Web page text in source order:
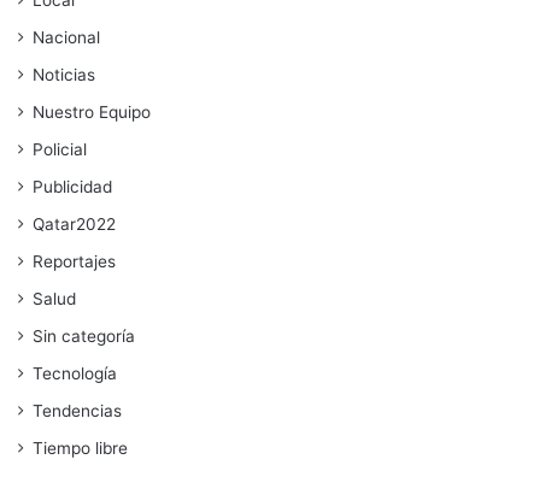
Nacional
Noticias
Nuestro Equipo
Policial
Publicidad
Qatar2022
Reportajes
Salud
Sin categoría
Tecnología
Tendencias
Tiempo libre